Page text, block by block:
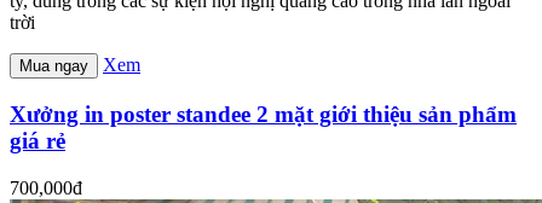
trời
Mua ngay Xem
Xưởng in poster standee 2 mặt giới thiệu sản phẩm
giá rẻ
700,000đ